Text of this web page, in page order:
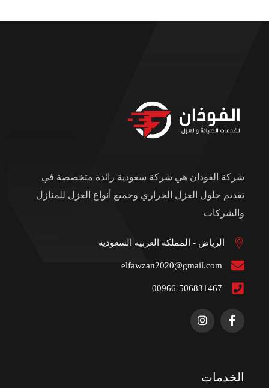
شركة الفوذان هي شركة سعودية رائدة متخصصة في
تقديم حلول العزل الحراري وجميع أنواع العزل للمنازل
والشركات
الرياض - المملكة العربية السعودية
elfawzan2020@gmail.com
00966-506831467
الخدمات